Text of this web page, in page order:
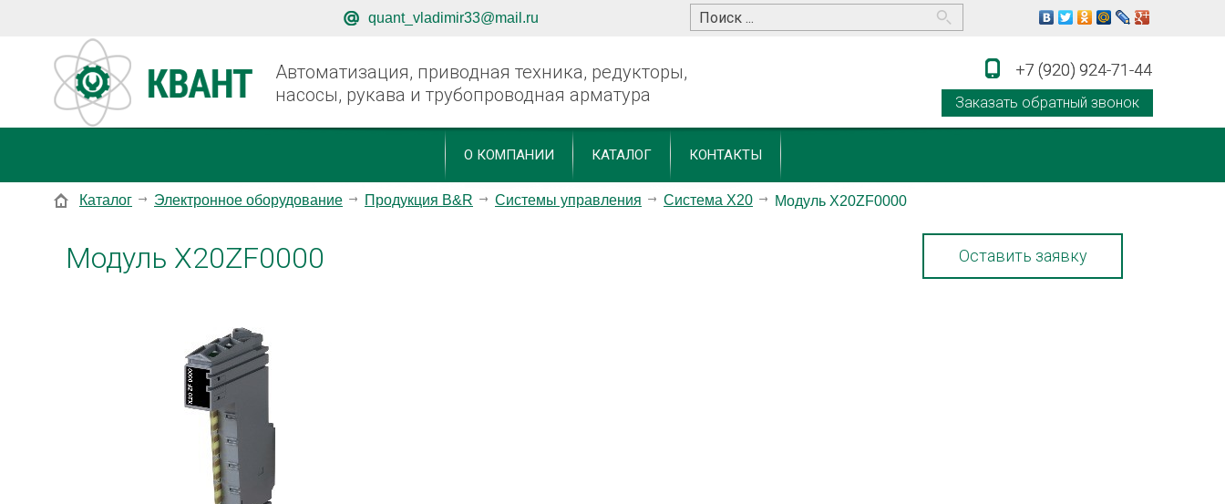
quant_vladimir33@mail.ru
Автоматизация, приводная техника, редукторы,
насосы, рукава и трубопроводная арматура
+7 (920) 924-71-44
Заказать обратный звонок
+7 (920) 924-71-44
О КОМПАНИИ КАТАЛОГ КОНТАКТЫ
Каталог Электронное оборудование Продукция B&R Системы управления Система X20 Модуль X20ZF0000
Модуль X20ZF0000 Оставить заявку